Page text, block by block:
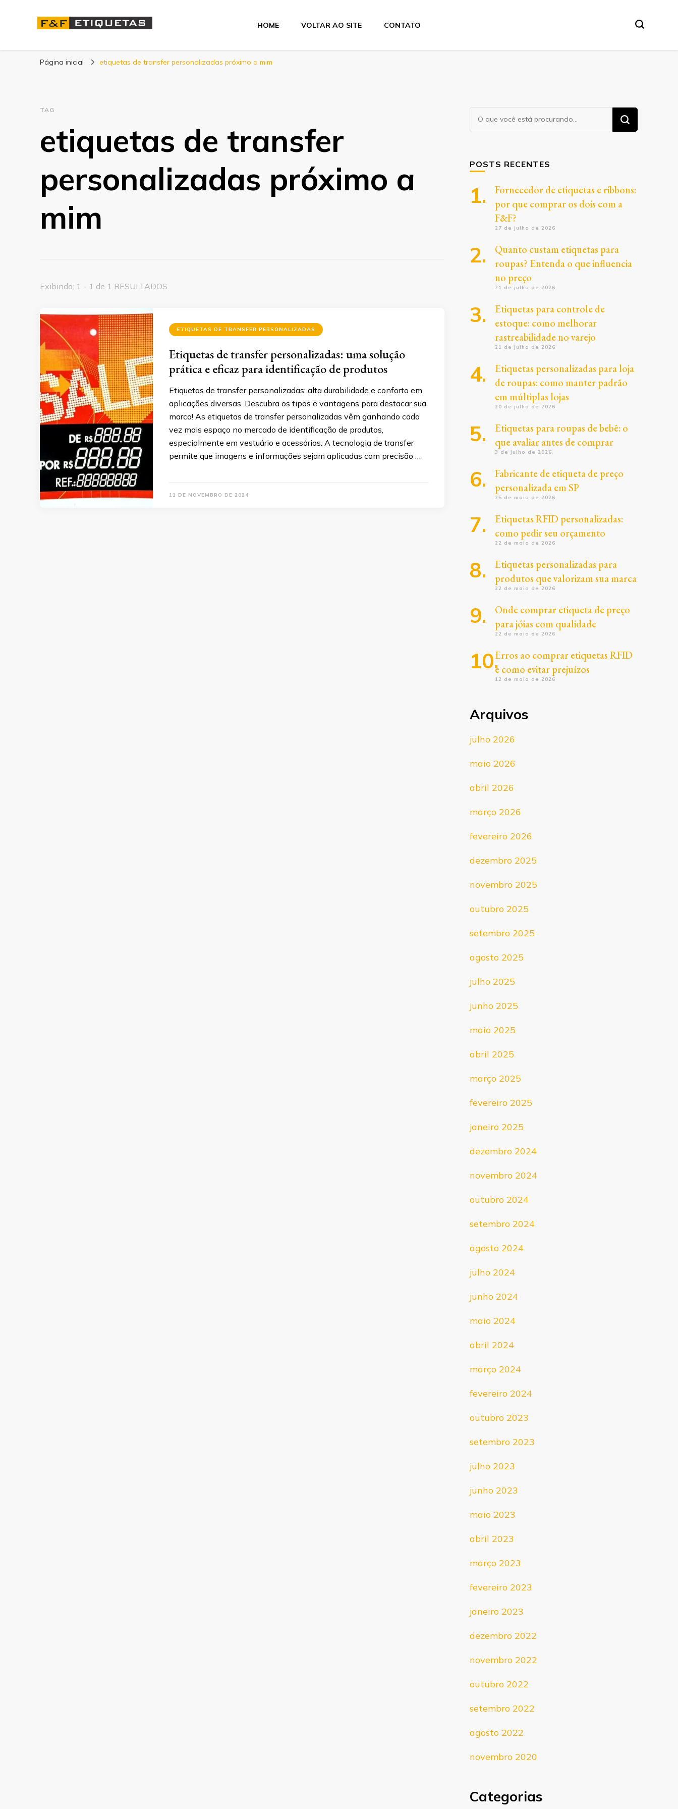
Blog | F&F Etiquetas
HOME VOLTAR AO SITE CONTATO
Página inicial etiquetas de transfer personalizadas próximo a mim
TAG
etiquetas de transfer
personalizadas próximo a
mim
Exibindo: 1 - 1 de 1 RESULTADOS
ETIQUETAS DE TRANSFER PERSONALIZADAS
Etiquetas de transfer personalizadas: uma solução
prática e eficaz para identificação de produtos
Etiquetas de transfer personalizadas: alta durabilidade e conforto em
aplicações diversas. Descubra os tipos e vantagens para destacar sua
marca! As etiquetas de transfer personalizadas vêm ganhando cada
vez mais espaço no mercado de identificação de produtos,
especialmente em vestuário e acessórios. A tecnologia de transfer
permite que imagens e informações sejam aplicadas com precisão …
11 DE NOVEMBRO DE 2024
Procurando
algo?
POSTS RECENTES
Fornecedor de etiquetas e ribbons:
por que comprar os dois com a
F&F?
27 de julho de 2026
Quanto custam etiquetas para
roupas? Entenda o que influencia
no preço
21 de julho de 2026
Etiquetas para controle de
estoque: como melhorar
rastreabilidade no varejo
21 de julho de 2026
Etiquetas personalizadas para loja
de roupas: como manter padrão
em múltiplas lojas
20 de julho de 2026
Etiquetas para roupas de bebê: o
que avaliar antes de comprar
3 de julho de 2026
Fabricante de etiqueta de preço
personalizada em SP
25 de maio de 2026
Etiquetas RFID personalizadas:
como pedir seu orçamento
22 de maio de 2026
Etiquetas personalizadas para
produtos que valorizam sua marca
22 de maio de 2026
Onde comprar etiqueta de preço
para jóias com qualidade
22 de maio de 2026
Erros ao comprar etiquetas RFID
e como evitar prejuízos
12 de maio de 2026
Arquivos
julho 2026
maio 2026
abril 2026
março 2026
fevereiro 2026
dezembro 2025
novembro 2025
outubro 2025
setembro 2025
agosto 2025
julho 2025
junho 2025
maio 2025
abril 2025
março 2025
fevereiro 2025
janeiro 2025
dezembro 2024
novembro 2024
outubro 2024
setembro 2024
agosto 2024
julho 2024
junho 2024
maio 2024
abril 2024
março 2024
fevereiro 2024
outubro 2023
setembro 2023
julho 2023
junho 2023
maio 2023
abril 2023
março 2023
fevereiro 2023
janeiro 2023
dezembro 2022
novembro 2022
outubro 2022
setembro 2022
agosto 2022
novembro 2020
Categorias